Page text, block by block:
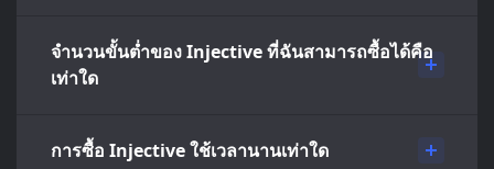
จำนวนขั้นต่ำของ Injective ที่ฉันสามารถซื้อได้คือ
เท่าใด
การซื้อ Injective ใช้เวลานานเท่าใด